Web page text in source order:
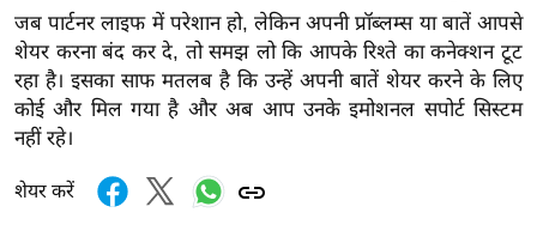
रं
ज
न
ज
ग
जब पार्टनर लाइफ में परेशान हो, लेकिन अपनी प्रॉब्लम्स या बातें आपसे
शेयर करना बंद कर दे, तो समझ लो कि आपके रिश्ते का कनेक्शन टूट
रहा है। इसका साफ मतलब है कि उन्हें अपनी बातें शेयर करने के लिए
कोई और मिल गया है और अब आप उनके इमोशनल सपोर्ट सिस्टम
नहीं रहे।
शेयर करें